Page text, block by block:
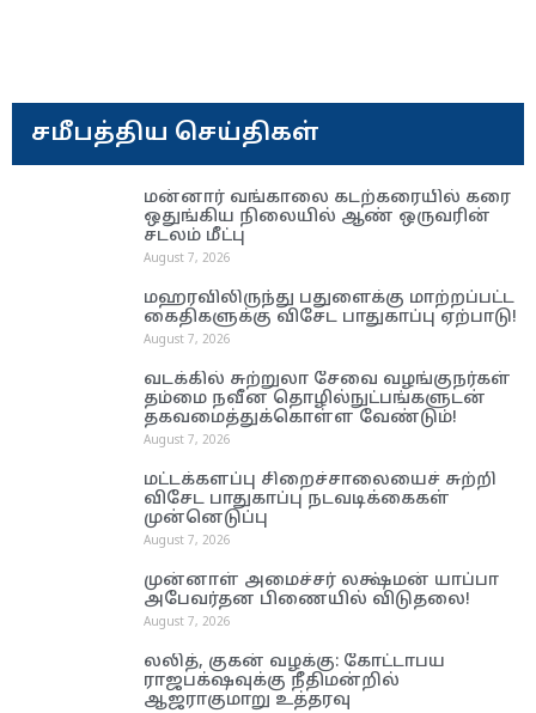
சமீபத்திய செய்திகள்
மன்னார் வங்காலை கடற்கரையில் கரை
ஒதுங்கிய நிலையில் ஆண் ஒருவரின்
சடலம் மீட்பு
August 7, 2026
மஹரவிலிருந்து பதுளைக்கு மாற்றப்பட்ட
கைதிகளுக்கு விசேட பாதுகாப்பு ஏற்பாடு!
August 7, 2026
வடக்கில் சுற்றுலா சேவை வழங்குநர்கள்
தம்மை நவீன தொழில்நுட்பங்களுடன்
தகவமைத்துக்கொள்ள வேண்டும்!
August 7, 2026
மட்டக்களப்பு சிறைச்சாலையைச் சுற்றி
விசேட பாதுகாப்பு நடவடிக்கைகள்
முன்னெடுப்பு
August 7, 2026
முன்னாள் அமைச்சர் லக்ஷ்மன் யாப்பா
அபேவர்தன பிணையில் விடுதலை!
August 7, 2026
லலித், குகன் வழக்கு: கோட்டாபய
ராஜபக்‌ஷவுக்கு நீதிமன்றில்
ஆஜராகுமாறு உத்தரவு